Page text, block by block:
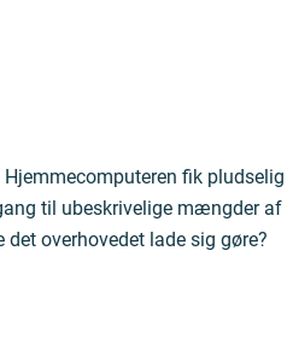
fik pludselig
til ubeskrivelige mængder af
overhovedet lade sig gøre?